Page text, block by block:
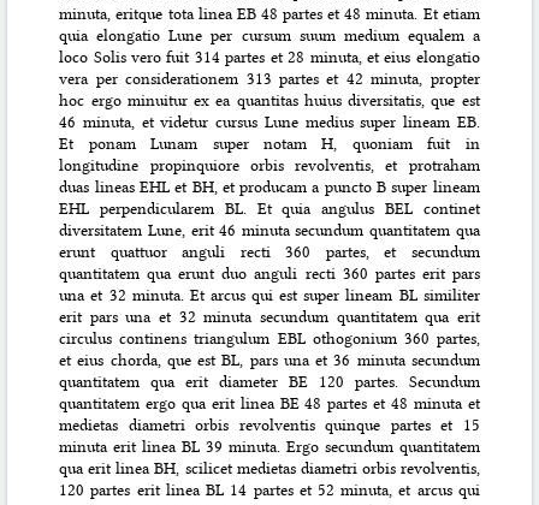
minuta, eritque tota linea EB 48 partes et 48 minuta. Et etiam
quia elongatio Lune per cursum suum medium equalem a
loco Solis vero fuit 314 partes et 28 minuta, et eius elongatio
vera per considerationem 313 partes et 42 minuta, propter
hoc ergo minuitur ex ea quantitas huius diversitatis, que est
46 minuta, et videtur cursus Lune medius super lineam EB.
Et ponam Lunam super notam H, quoniam fuit in
longitudine propinquiore orbis revolventis, et protraham
duas lineas EHL et BH, et producam a puncto B super lineam
EHL perpendicularem BL. Et quia angulus BEL continet
diversitatem Lune, erit 46 minuta secundum quantitatem qua
erunt quattuor anguli recti 360 partes, et secundum
quantitatem qua erunt duo anguli recti 360 partes erit pars
una et 32 minuta. Et arcus qui est super lineam BL similiter
erit pars una et 32 minuta secundum quantitatem qua erit
circulus continens triangulum EBL othogonium 360 partes,
et eius chorda, que est BL, pars una et 36 minuta secundum
quantitatem qua erit diameter BE 120 partes. Secundum
quantitatem ergo qua erit linea BE 48 partes et 48 minuta et
medietas diametri orbis revolventis quinque partes et 15
minuta erit linea BL 39 minuta. Ergo secundum quantitatem
qua erit linea BH, scilicet medietas diametri orbis revolventis,
120 partes erit linea BL 14 partes et 52 minuta, et arcus qui